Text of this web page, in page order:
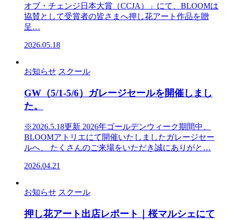
オブ・チェンジ日本大賞（CCJA）」にて、BLOOMは
協賛として受賞者の皆さまへ押し花アート作品を贈
呈…
2026.05.18
お知らせ スクール
GW（5/1-5/6）ガレージセールを開催しまし
た。
※2026.5.18更新 2026年ゴールデンウィーク期間中、
BLOOMアトリエにて開催いたしましたガレージセー
ルへ、 たくさんのご来場をいただき誠にありがと…
2026.04.21
お知らせ スクール
押し花アート出店レポート｜桜マルシェにて